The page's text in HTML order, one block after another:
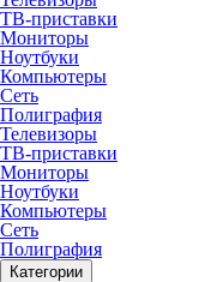
ТВ-приставки
Мониторы
Ноутбуки
Компьютеры
Сеть
Полиграфия
Телевизоры
ТВ-приставки
Мониторы
Ноутбуки
Компьютеры
Сеть
Полиграфия
Категории